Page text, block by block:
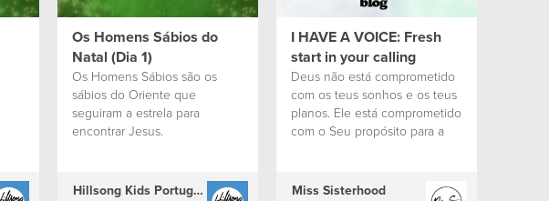
Os Homens Sábios do
Natal (Dia 1)
Os Homens Sábios são os
sábios do Oriente que
seguiram a estrela para
encontrar Jesus.
Hillsong Kids Portugal
I HAVE A VOICE: Fresh
start in your calling
Deus não está comprometido
com os teus sonhos e os teus
planos. Ele está comprometido
com o Seu propósito para a
Miss Sisterhood